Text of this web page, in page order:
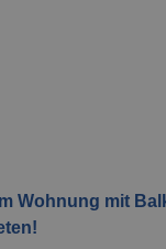
Wohnung mit